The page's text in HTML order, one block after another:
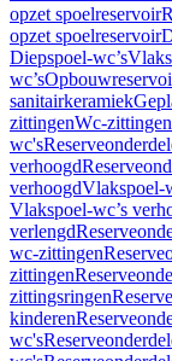
opzet spoelreservoir
opzet spoelreservoir
Diepspoel-wc’s
wc’s
sanitairkeramiek
zittingenWc-zittingen
wc's
verhoogd
verhoogdVlakspoel-
Vlakspoel-wc’s
verlengd
wc-zittingen
zittingen
zittingsringen
kinderen
wc's